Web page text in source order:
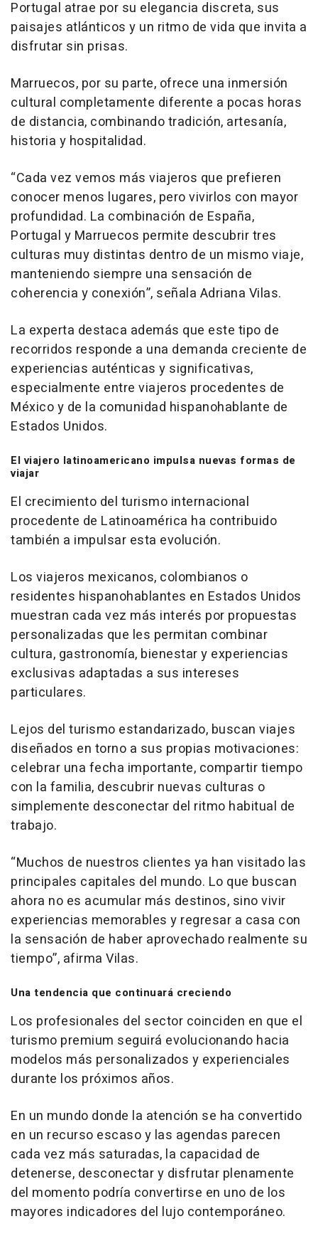
Portugal atrae por su elegancia discreta, sus
paisajes atlánticos y un ritmo de vida que invita a
disfrutar sin prisas.
Marruecos, por su parte, ofrece una inmersión
cultural completamente diferente a pocas horas
de distancia, combinando tradición, artesanía,
historia y hospitalidad.
“Cada vez vemos más viajeros que prefieren
conocer menos lugares, pero vivirlos con mayor
profundidad. La combinación de España,
Portugal y Marruecos permite descubrir tres
culturas muy distintas dentro de un mismo viaje,
manteniendo siempre una sensación de
coherencia y conexión”, señala Adriana Vilas.
La experta destaca además que este tipo de
recorridos responde a una demanda creciente de
experiencias auténticas y significativas,
especialmente entre viajeros procedentes de
México y de la comunidad hispanohablante de
Estados Unidos.
El viajero latinoamericano impulsa nuevas formas de
viajar
El crecimiento del turismo internacional
procedente de Latinoamérica ha contribuido
también a impulsar esta evolución.
Los viajeros mexicanos, colombianos o
residentes hispanohablantes en Estados Unidos
muestran cada vez más interés por propuestas
personalizadas que les permitan combinar
cultura, gastronomía, bienestar y experiencias
exclusivas adaptadas a sus intereses
particulares.
Lejos del turismo estandarizado, buscan viajes
diseñados en torno a sus propias motivaciones:
celebrar una fecha importante, compartir tiempo
con la familia, descubrir nuevas culturas o
simplemente desconectar del ritmo habitual de
trabajo.
“Muchos de nuestros clientes ya han visitado las
principales capitales del mundo. Lo que buscan
ahora no es acumular más destinos, sino vivir
experiencias memorables y regresar a casa con
la sensación de haber aprovechado realmente su
tiempo”, afirma Vilas.
Una tendencia que continuará creciendo
Los profesionales del sector coinciden en que el
turismo premium seguirá evolucionando hacia
modelos más personalizados y experienciales
durante los próximos años.
En un mundo donde la atención se ha convertido
en un recurso escaso y las agendas parecen
cada vez más saturadas, la capacidad de
detenerse, desconectar y disfrutar plenamente
del momento podría convertirse en uno de los
mayores indicadores del lujo contemporáneo.